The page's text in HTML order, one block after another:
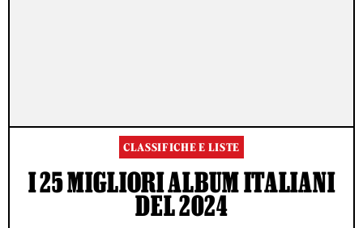
CLASSIFICHE E LISTE
I 25 MIGLIORI ALBUM ITALIANI
DEL 2024